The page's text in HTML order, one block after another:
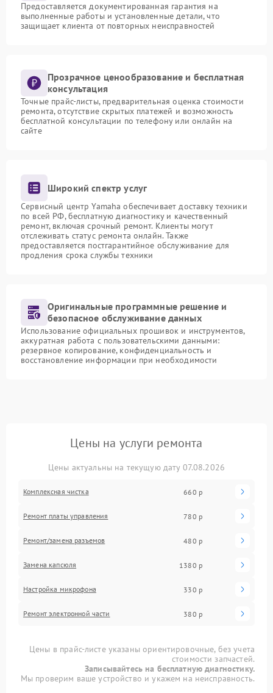
Предоставляется документированная гарантия на
выполненные работы и установленные детали, что
защищает клиента от повторных неисправностей
Прозрачное ценообразование и бесплатная
консультация
Точные прайс-листы, предварительная оценка стоимости
ремонта, отсутствие скрытых платежей и возможность
бесплатной консультации по телефону или онлайн на
сайте
Широкий спектр услуг
Сервисный центр Yamaha обеспечивает доставку техники
по всей РФ, бесплатную диагностику и качественный
ремонт, включая срочный ремонт. Клиенты могут
отслеживать статус ремонта онлайн. Также
предоставляется постгарантийное обслуживание для
продления срока службы техники
Оригинальные программные решение и
безопасное обслуживание данных
Использование официальных прошивок и инструментов,
аккуратная работа с пользовательскими данными:
резервное копирование, конфиденциальность и
восстановление информации при необходимости
Цены на услуги ремонта
Цены актуальны на текущую дату 07.08.2026
Комплексная чистка 660 р
Ремонт платы управления 780 р
Ремонт/замена разъемов 480 р
Замена капсюля 1380 р
Настройка микрофона 330 р
Ремонт электронной части 380 р
Цены в прайс-листе указаны ориентировочные, без учета
стоимости запчастей.
Записывайтесь на бесплатную диагностику.
Мы проверим ваше устройство и укажем на неисправность.